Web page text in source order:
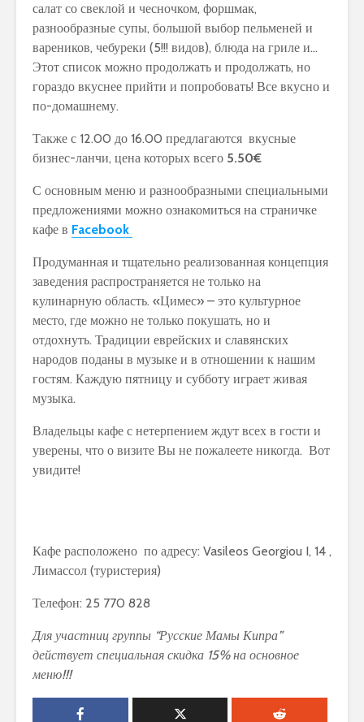
салат со свеклой и чесночком, форшмак,
разнообразные супы, большой выбор пельменей и
вареников, чебуреки (5!!! видов), блюда на гриле и…
Этот список можно продолжать и продолжать, но
гораздо вкуснее прийти и попробовать! Все вкусно и
по-домашнему.
Также с 12.00 до 16.00 предлагаются вкусные
бизнес-ланчи, цена которых всего 5.50€
С основным меню и разнообразными специальными
предложениями можно ознакомиться на страничке
кафе в Facebook
Продуманная и тщательно реализованная концепция
заведения распространяется не только на
кулинарную область. «Цимес» – это культурное
место, где можно не только покушать, но и
отдохнуть. Традиции еврейских и славянских
народов поданы в музыке и в отношении к нашим
гостям. Каждую пятницу и субботу играет живая
музыка.
Владельцы кафе с нетерпением ждут всех в гости и
уверены, что о визите Вы не пожалеете никогда. Вот
увидите!
Кафе расположено по адресу: Vasileos Georgiou I, 14 ,
Лимассол (туристерия)
Телефон: 25 770 828
Для участниц группы “Русские Мамы Кипра”
действует специальная скидка 15% на основное
меню!!!